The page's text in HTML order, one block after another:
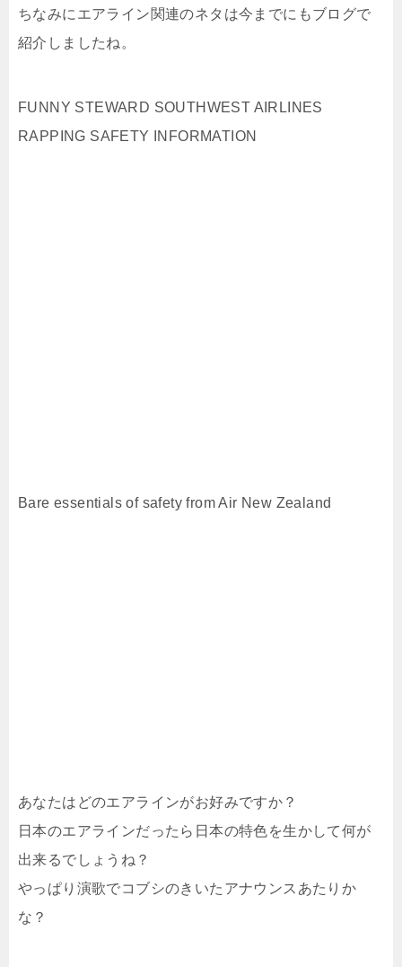
ちなみにエアライン関連のネタは今までにもブログで
紹介しましたね。
FUNNY STEWARD SOUTHWEST AIRLINES
RAPPING SAFETY INFORMATION
Bare essentials of safety from Air New Zealand
あなたはどのエアラインがお好みですか？
日本のエアラインだったら日本の特色を生かして何が
出来るでしょうね？
やっぱり演歌でコブシのきいたアナウンスあたりか
な？